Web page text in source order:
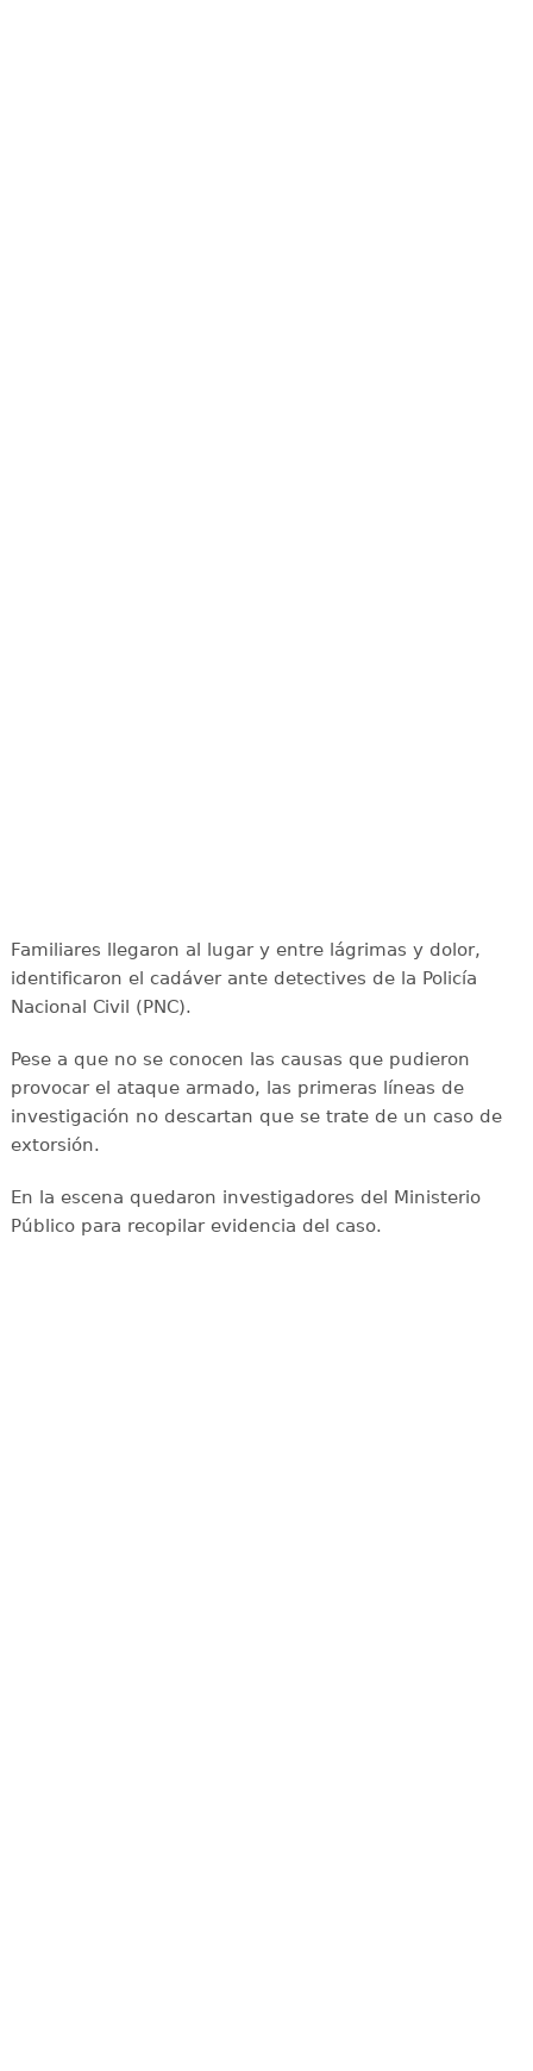
Familiares llegaron al lugar y entre lágrimas y dolor,
identificaron el cadáver ante detectives de la Policía
Nacional Civil (PNC).
Pese a que no se conocen las causas que pudieron
provocar el ataque armado, las primeras líneas de
investigación no descartan que se trate de un caso de
extorsión.
En la escena quedaron investigadores del Ministerio
Público para recopilar evidencia del caso.